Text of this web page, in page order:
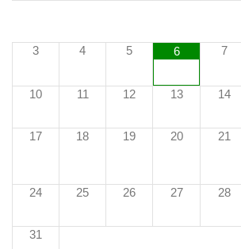
3 4 5 6 7
10 11 12 13 14
17 18 19 20 21
24 25 26 27 28
31